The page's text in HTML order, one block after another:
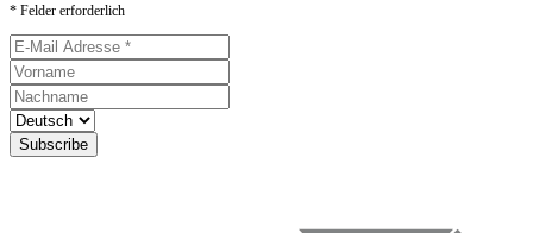
* Felder erforderlich